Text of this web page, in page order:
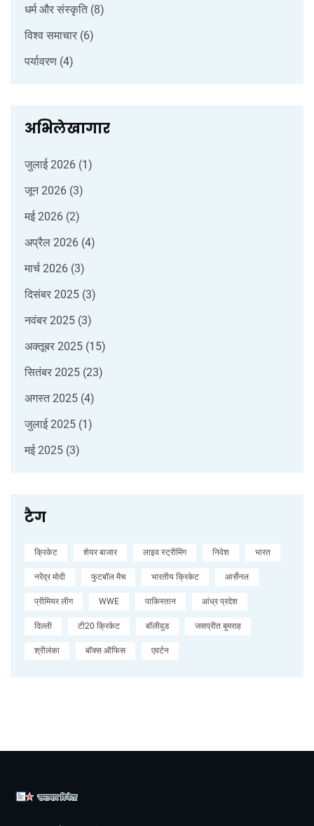
धर्म और संस्कृति (8)
विश्व समाचार (6)
पर्यावरण (4)
अभिलेखागार
जुलाई 2026 (1)
जून 2026 (3)
मई 2026 (2)
अप्रैल 2026 (4)
मार्च 2026 (3)
दिसंबर 2025 (3)
नवंबर 2025 (3)
अक्तूबर 2025 (15)
सितंबर 2025 (23)
अगस्त 2025 (4)
जुलाई 2025 (1)
मई 2025 (3)
टैग
क्रिकेट शेयर बाजार लाइव स्ट्रीमिंग निवेश भारत
नरेंद्र मोदी फुटबॉल मैच भारतीय क्रिकेट आर्सेनल
प्रीमियर लीग WWE पाकिस्तान आंध्र प्रदेश
दिल्ली टी20 क्रिकेट बॉलीवुड जसप्रीत बुमराह
श्रीलंका बॉक्स ऑफिस एवर्टन